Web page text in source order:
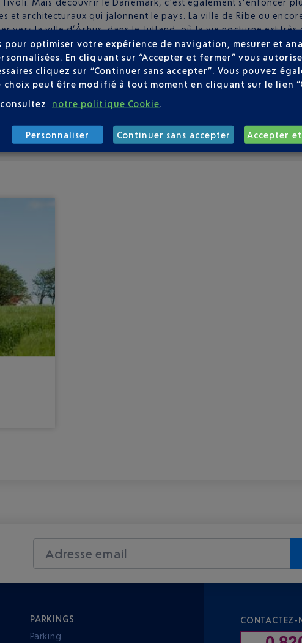
Mais découvrir le Danemark, c'est également s'enfoncer
et architecturaux qui jalonnent le pays. La ville de Ribe ou
vers la ville d’Århus, dans le Jutland, où la vie nocturne est très
DE NICE
Adresse email
PARKINGS
Parking
CONTACTEZ-
optimiser votre expérience de navigation, mesurer et
En cliquant sur “Accepter et fermer” vous
cliquez sur “Continuer sans accepter”. Vous pouvez
peut être modifié à tout moment en cliquant sur le lien
notre politique Cookie.
Personnaliser Continuer sans accepter Accepter